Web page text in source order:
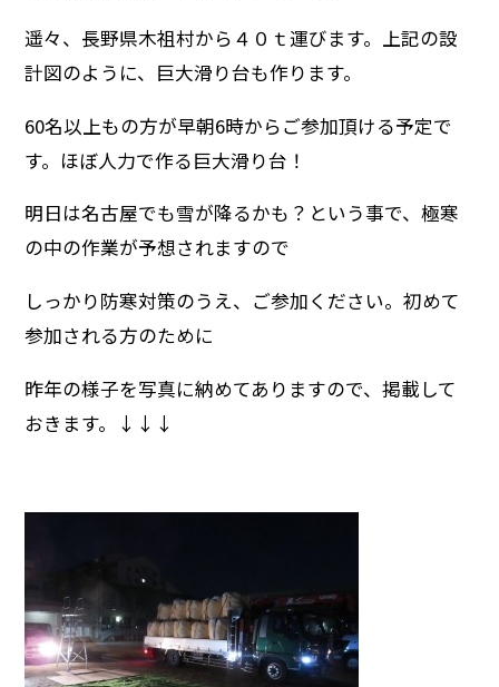
遥々、長野県木祖村から４０ｔ運びます。上記の設
計図のように、巨大滑り台も作ります。
60名以上もの方が早朝6時からご参加頂ける予定で
す。ほぼ人力で作る巨大滑り台！
明日は名古屋でも雪が降るかも？という事で、極寒
の中の作業が予想されますので
しっかり防寒対策のうえ、ご参加ください。初めて
参加される方のために
昨年の様子を写真に納めてありますので、掲載して
おきます。↓↓↓